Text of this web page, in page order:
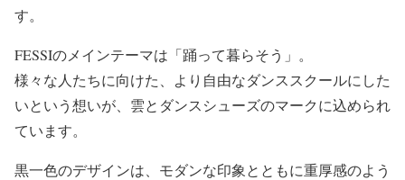
す。
FESSIのメインテーマは「踊って暮らそう」。
様々な人たちに向けた、より自由なダンススクールにした
いという想いが、雲とダンスシューズのマークに込められ
ています。
黒一色のデザインは、モダンな印象とともに重厚感のよう